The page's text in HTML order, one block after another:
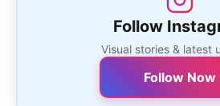
Follow
Visual stories & latest
Follow Now